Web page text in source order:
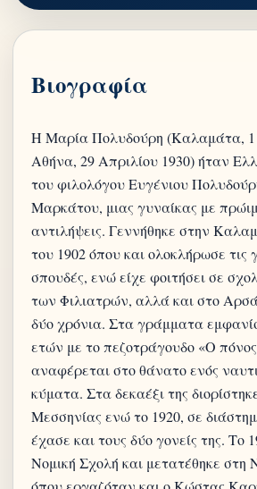
Βιογραφία
Η Μαρία Πολυδούρη (Καλαμάτα, 1
Αθήνα, 29 Απριλίου 1930) ήταν
του φιλολόγου Ευγένιου
Μαρκάτου, μιας γυναίκας με
αντιλήψεις. Γεννήθηκε στην
του 1902 όπου και ολοκλήρωσε τις
σπουδές, ενώ είχε φοιτήσει σε
των Φιλιατρών, αλλά και στο
δύο χρόνια. Στα γράμματα
ετών με το πεζοτράγουδο «Ο
αναφέρεται στο θάνατο ενός
κύματα. Στα δεκαέξι της
Μεσσηνίας ενώ το 1920, σε
έχασε και τους δύο γονείς της. Το
Νομική Σχολή και μετατέθηκε